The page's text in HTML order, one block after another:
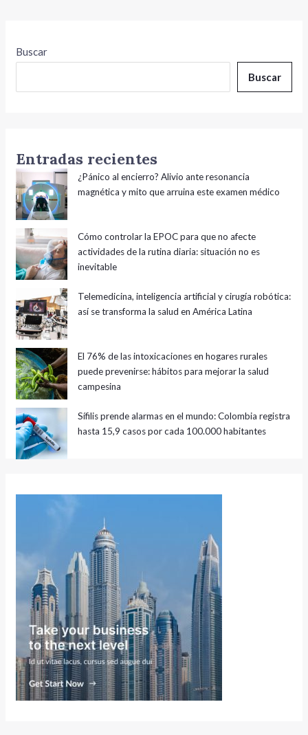
Buscar
Buscar
Entradas recientes
¿Pánico al encierro? Alivio ante resonancia
magnética y mito que arruina este examen médico
Cómo controlar la EPOC para que no afecte
actividades de la rutina diaria: situación no es
inevitable
Telemedicina, inteligencia artificial y cirugía robótica:
así se transforma la salud en América Latina
El 76% de las intoxicaciones en hogares rurales
puede prevenirse: hábitos para mejorar la salud
campesina
Sífilis prende alarmas en el mundo: Colombia registra
hasta 15,9 casos por cada 100.000 habitantes